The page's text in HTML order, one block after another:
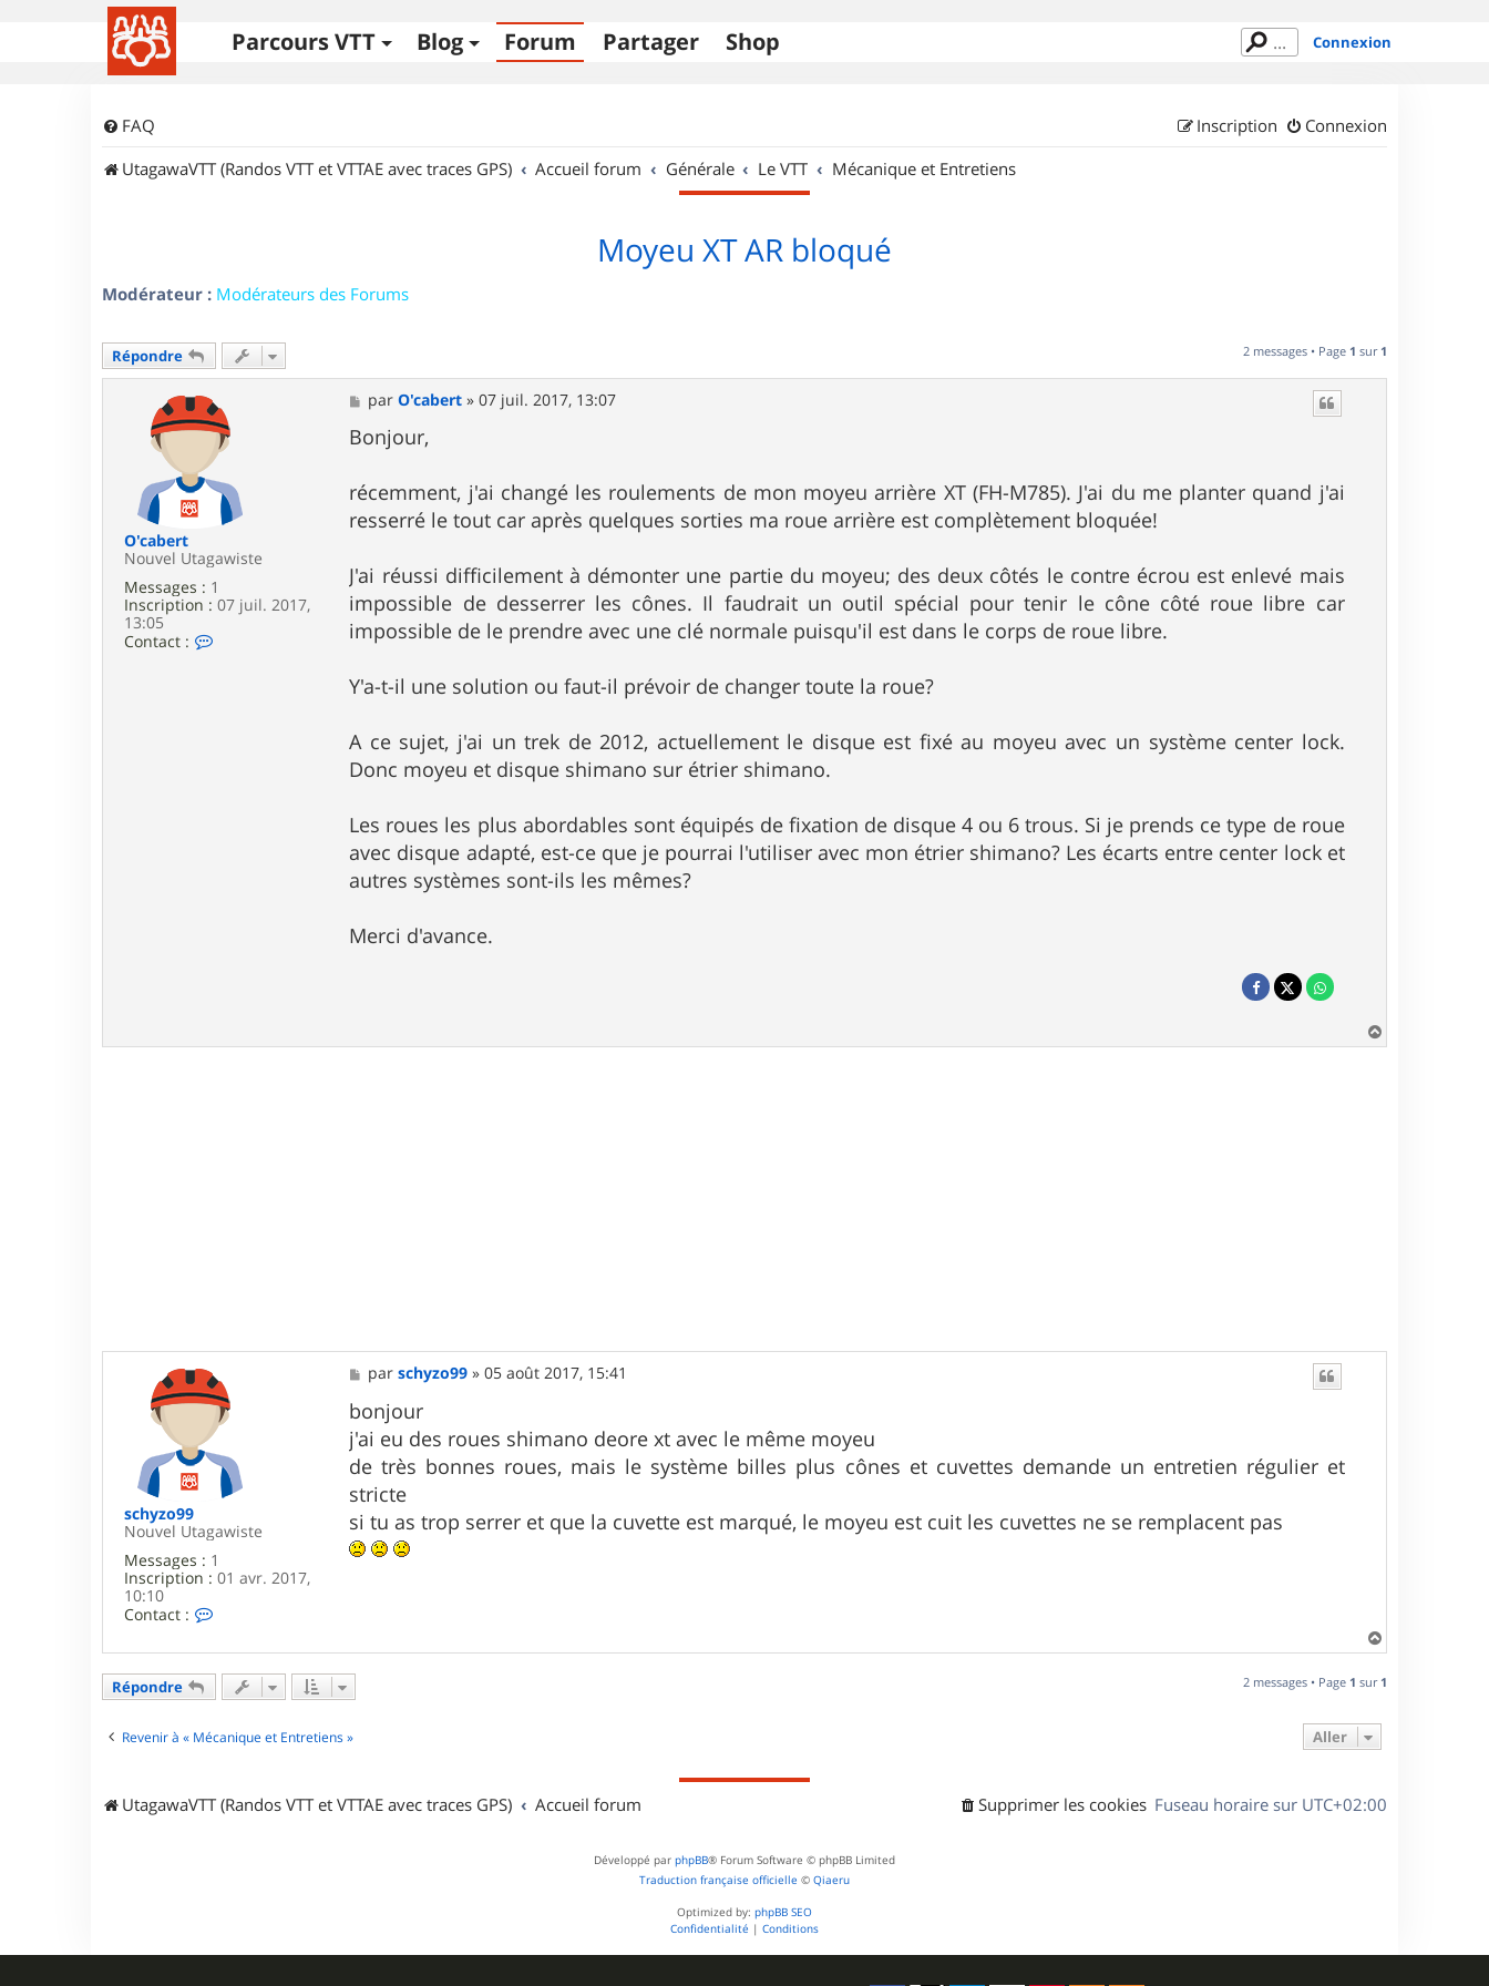
Parcours VTT Blog Forum Partager Shop Connexion
FAQ Connexion
Inscription
UtagawaVTT (Randos VTT et VTTAE avec traces GPS)
Accueil forum Générale Le VTT Mécanique et Entretiens
Moyeu XT AR bloqué
Modérateur : Modérateurs des Forums
Répondre 2 messages • Page 1 sur 1
O'cabert
Nouvel Utagawiste
Messages : 1
Inscription : 07 juil. 2017,
13:05
Contact :
M
e
s
s
g
e
parO'cabert »07 juil. 2017, 13:07
Bonjour,
récemment, j'ai changé les roulements de mon moyeu arrière XT (FH-M785). J'ai du me planter quand j'ai
resserré le tout car après quelques sorties ma roue arrière est complètement bloquée!
J'ai réussi difficilement à démonter une partie du moyeu; des deux côtés le contre écrou est enlevé mais
impossible de desserrer les cônes. Il faudrait un outil spécial pour tenir le cône côté roue libre car
impossible de le prendre avec une clé normale puisqu'il est dans le corps de roue libre.
Y'a-t-il une solution ou faut-il prévoir de changer toute la roue?
A ce sujet, j'ai un trek de 2012, actuellement le disque est fixé au moyeu avec un système center lock.
Donc moyeu et disque shimano sur étrier shimano.
Les roues les plus abordables sont équipés de fixation de disque 4 ou 6 trous. Si je prends ce type de roue
avec disque adapté, est-ce que je pourrai l'utiliser avec mon étrier shimano? Les écarts entre center lock et
autres systèmes sont-ils les mêmes?
Merci d'avance.
a
schyzo99
Nouvel Utagawiste
Messages : 1
Inscription : 01 avr. 2017,
10:10
Contact :
n
c
e
h
M
e
s
s
a
g
e
parschyzo99 »05 août 2017, 15:41
bonjour
j'ai eu des roues shimano deore xt avec le même moyeu
de très bonnes roues, mais le système billes plus cônes et cuvettes demande un entretien régulier et
stricte
si tu as trop serrer et que la cuvette est marqué, le moyeu est cuit les cuvettes ne se remplacent pas
a
t
Répondre 2 messages • Page 1 sur 1
Revenir à « Mécanique et Entretiens » Aller
UtagawaVTT (Randos VTT et VTTAE avec traces GPS) Accueil forum Fuseau horaire sur UTC+02:00
Supprimer les cookies
Développé par phpBB® Forum Software © phpBB Limited
Traduction française officielle © Qiaeru
Optimized by: phpBB SEO
Confidentialité | Conditions